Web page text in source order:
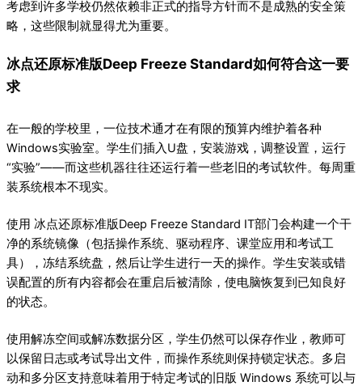
考虑到许多学校仍然依赖非正式的指导方针而不是成熟的安全策
略，这些限制就显得尤为重要。
冰点还原标准版Deep Freeze Standard如何符合这一要
求
在一般的学校里，一位技术通才在有限的预算内维护着各种
Windows实验室。学生们插入U盘，安装游戏，调整设置，运行
“实验”——而这些机器往往还运行着一些老旧的考试软件。每周重
装系统根本不现实。
使用 冰点还原标准版Deep Freeze Standard IT部门会构建一个干
净的系统镜像（包括操作系统、驱动程序、课堂应用和考试工
具），冻结系统盘，然后让学生进行一天的操作。学生安装或错
误配置的所有内容都会在重启后被清除，使电脑恢复到已知良好
的状态。
使用解冻空间或解冻数据分区，学生仍然可以保存作业，教师可
以保留日志或考试导出文件，而操作系统则保持锁定状态。多启
动和多分区支持意味着用于特定考试的旧版 Windows 系统可以与